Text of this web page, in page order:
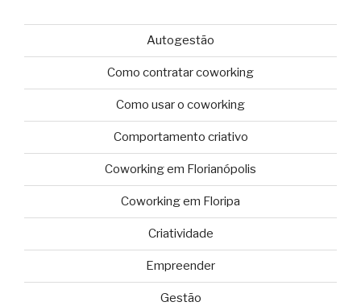
Autogestão
Como contratar coworking
Como usar o coworking
Comportamento criativo
Coworking em Florianópolis
Coworking em Floripa
Criatividade
Empreender
Gestão